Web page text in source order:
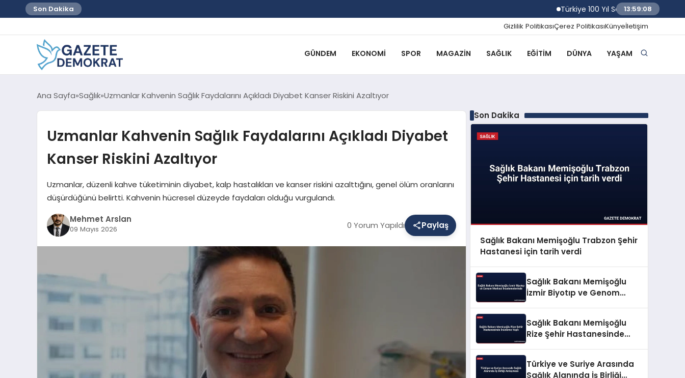
Son Dakika Türkiye 100 Yıl Sonra Kerkük Petrol
13:59:09
Gizlilik PolitikasıÇerez PolitikasıKünyeİletişim
GÜNDEM EKONOMI SPOR MAGAZIN SAĞLIK EĞITIM DÜNYA YAŞAM
Ana Sayfa Sağlık Uzmanlar Kahvenin Sağlık Faydalarını Açıkladı Diyabet Kanser Riskini Azaltıyor
Uzmanlar Kahvenin Sağlık Faydalarını Açıkladı Diyabet
Kanser Riskini Azaltıyor
Uzmanlar, düzenli kahve tüketiminin diyabet, kalp hastalıkları ve kanser riskini azalttığını, genel ölüm oranlarını
düşürdüğünü belirtti. Kahvenin hücresel düzeyde faydaları olduğu vurgulandı.
Mehmet Arslan
09 Mayıs 2026 0 Yorum Yapıldı Paylaş
Son Dakika
Sağlık Bakanı Memişoğlu Trabzon Şehir
Hastanesi için tarih verdi
Sağlık Bakanı Memişoğlu
İzmir Biyotıp ve Genom
Sağlık Bakanı Memişoğlu
Rize Şehir Hastanesinde
Türkiye ve Suriye Arasında
Sağlık Alanında İş Birliği